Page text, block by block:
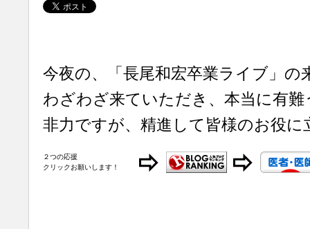
今夜の、「長尾和宏卒業ライブ」の
わざわざ来ていただき、本当に有
非力ですが、精進して皆様のお役に
２つの応援
クリックお願いします！